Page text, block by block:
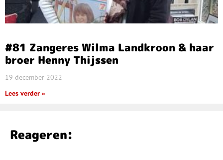
#81 Zangeres Wilma Landkroon & haar
broer Henny Thijssen
19 december 2022
Lees verder »
Reageren: